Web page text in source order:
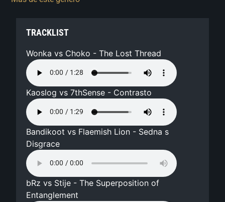
TRACKLIST
Wonka vs Choko - The Lost Thread
Kaoslog vs 7thSense - Contrasto
Bandikoot vs Flaemish Lion - Sedna s
Disgrace
bRz vs Stije - The Superposition of
Entanglement